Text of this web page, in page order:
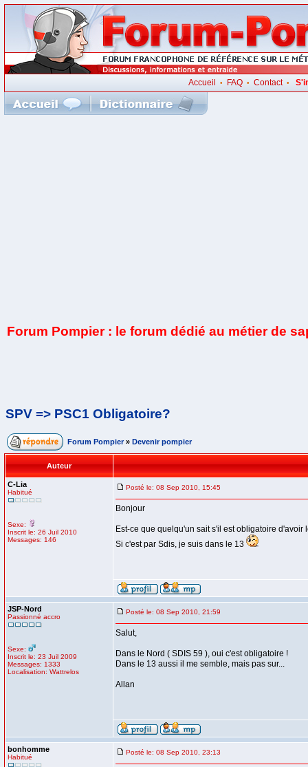
Accueil • FAQ• Contact•
Forum Pompier : le forum dédié au métier de
SPV => PSC1 Obligatoire?
Forum Pompier » Devenir pompier
Auteur
C-Lia
Habitué
Sexe:
Inscrit le: 26 Juil 2010
Messages: 146
Posté le: 08 Sep 2010, 15:45
Bonjour
Est-ce que quelqu'un sait s'il est obligatoire d'avoir
Si c'est par Sdis, je suis dans le 13
JSP-Nord
Passionné accro
Sexe:
Inscrit le: 23 Juil 2009
Messages: 1333
Localisation: Wattrelos
Posté le: 08 Sep 2010, 21:59
Salut,
Dans le Nord ( SDIS 59 ), oui c'est obligatoire !
Dans le 13 aussi il me semble, mais pas sur...
Allan
bonhomme
Habitué
Posté le: 08 Sep 2010, 23:13